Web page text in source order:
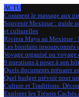
ACTU
Comment le massage aux
Souvenir Mexique : guide
et culturelles
Riviera Maya au Mexique :
Les bienfaits insoupçonnés
Voyage organisé ou
9 questions à poser à son
Quels documents préparer
Quel budget prévoir pour
Culture et Traditions:
Explorer les Trésors Cachés